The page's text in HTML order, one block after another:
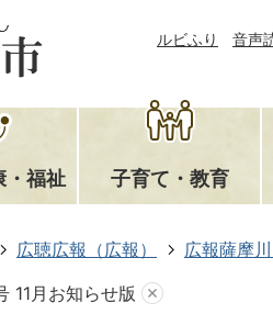
ルビふり 音声
・福祉 子育て・教育
広聴広報（広報） 広報薩摩
11月お知らせ版